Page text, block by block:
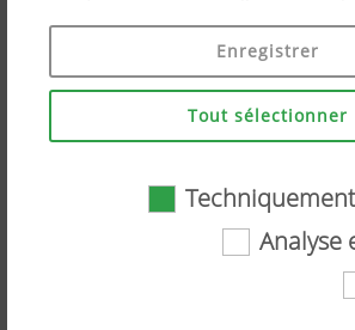
Vos données personnelles sont
produits marketing Google
donnez votre consentement en
accepter ». Vous pouvez
paramétrage personnalisé à l'aide
cocher proposées.
Techniquement
Enregistrer
Tout sélectionner
Analyse
NOVACAT V 10000 de
par Didier Hammer,